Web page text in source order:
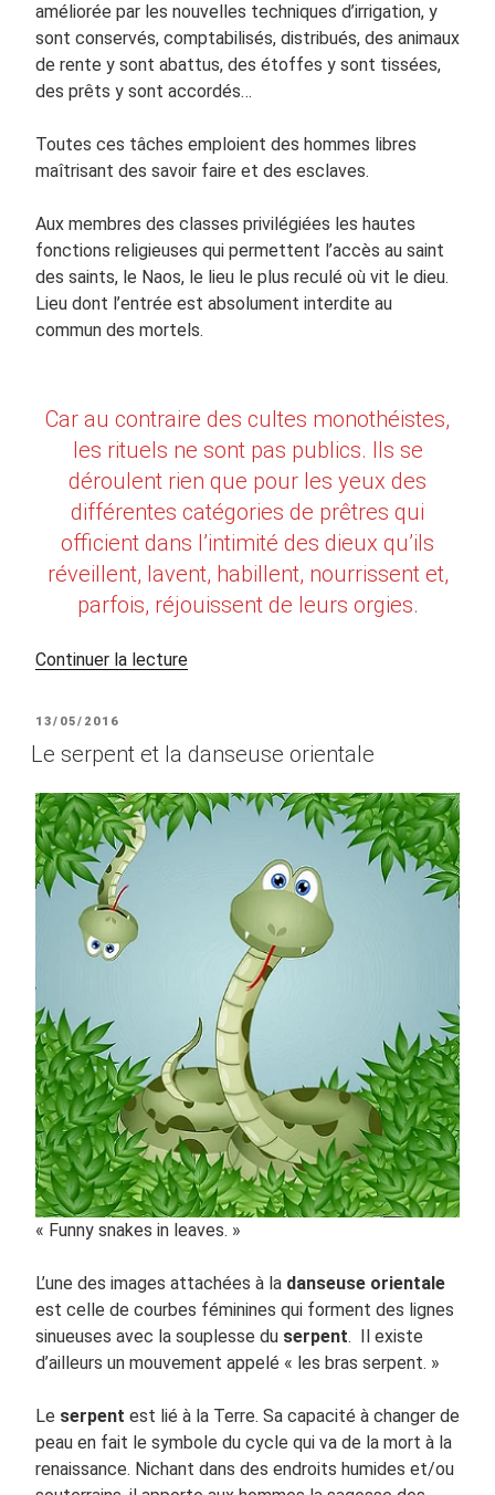
améliorée par les nouvelles techniques d’irrigation, y
sont conservés, comptabilisés, distribués, des animaux
de rente y sont abattus, des étoffes y sont tissées,
des prêts y sont accordés…
Toutes ces tâches emploient des hommes libres
maîtrisant des savoir faire et des esclaves.
Aux membres des classes privilégiées les hautes
fonctions religieuses qui permettent l’accès au saint
des saints, le Naos, le lieu le plus reculé où vit le dieu.
Lieu dont l’entrée est absolument interdite au
commun des mortels.
Car au contraire des cultes monothéistes,
les rituels ne sont pas publics. Ils se
déroulent rien que pour les yeux des
différentes catégories de prêtres qui
officient dans l’intimité des dieux qu’ils
réveillent, lavent, habillent, nourrissent et,
parfois, réjouissent de leurs orgies.
Continuer la lecturede
PUBLIÉ
LE
13/05/2016
Le serpent et la danseuse orientale
« Funny snakes in leaves. »
L’une des images attachées à la danseuse orientale
est celle de courbes féminines qui forment des lignes
sinueuses avec la souplesse du serpent. Il existe
d’ailleurs un mouvement appelé « les bras serpent. »
Le serpent est lié à la Terre. Sa capacité à changer de
peau en fait le symbole du cycle qui va de la mort à la
renaissance. Nichant dans des endroits humides et/ou